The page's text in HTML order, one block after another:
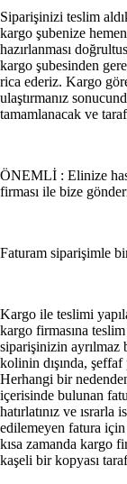
Oto Aksesuar
Oto Lastik Ve
Bebek Oyuncak
Bebek Bezi &
Bebek Giyim
Bebek Güvenliği
Bebek Maması
Biberon, Emzik
Siparişinizi teslim
kargo şubenize
hazırlanması
kargo şubesinden
rica ederiz. Kargo
ulaştırmanız
tamamlanacak ve
ÖNEMLİ : Elinize
firması ile bize
Faturam siparişimle
Kargo ile teslimi
kargo firmasına
siparişinizin ayrılmaz
kolinin dışında,
Herhangi bir
içerisinde bulunan
hatırlatınız ve
edilemeyen fatura
kısa zamanda kargo
kaşeli bir kopyası